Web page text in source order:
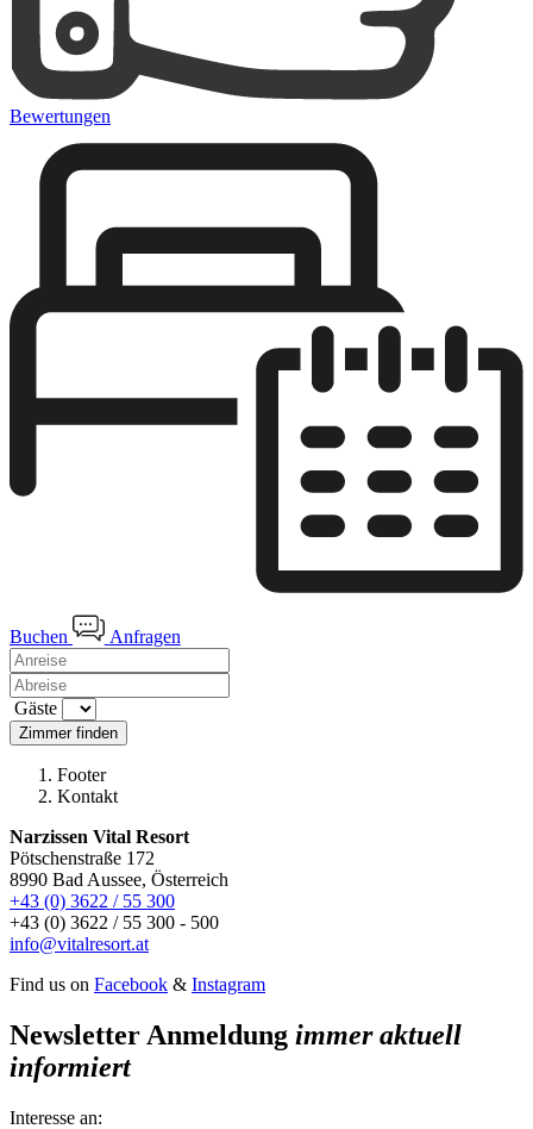
Bewertungen
Buchen Anfragen
Gäste
Zimmer finden
Footer
Kontakt
Narzissen Vital Resort
Pötschenstraße 172
8990 Bad Aussee, Österreich
+43 (0) 3622 / 55 300
+43 (0) 3622 / 55 300 - 500
info@vitalresort.at
Find us on Facebook & Instagram
Newsletter Anmeldung immer aktuell
informiert
Interesse an: